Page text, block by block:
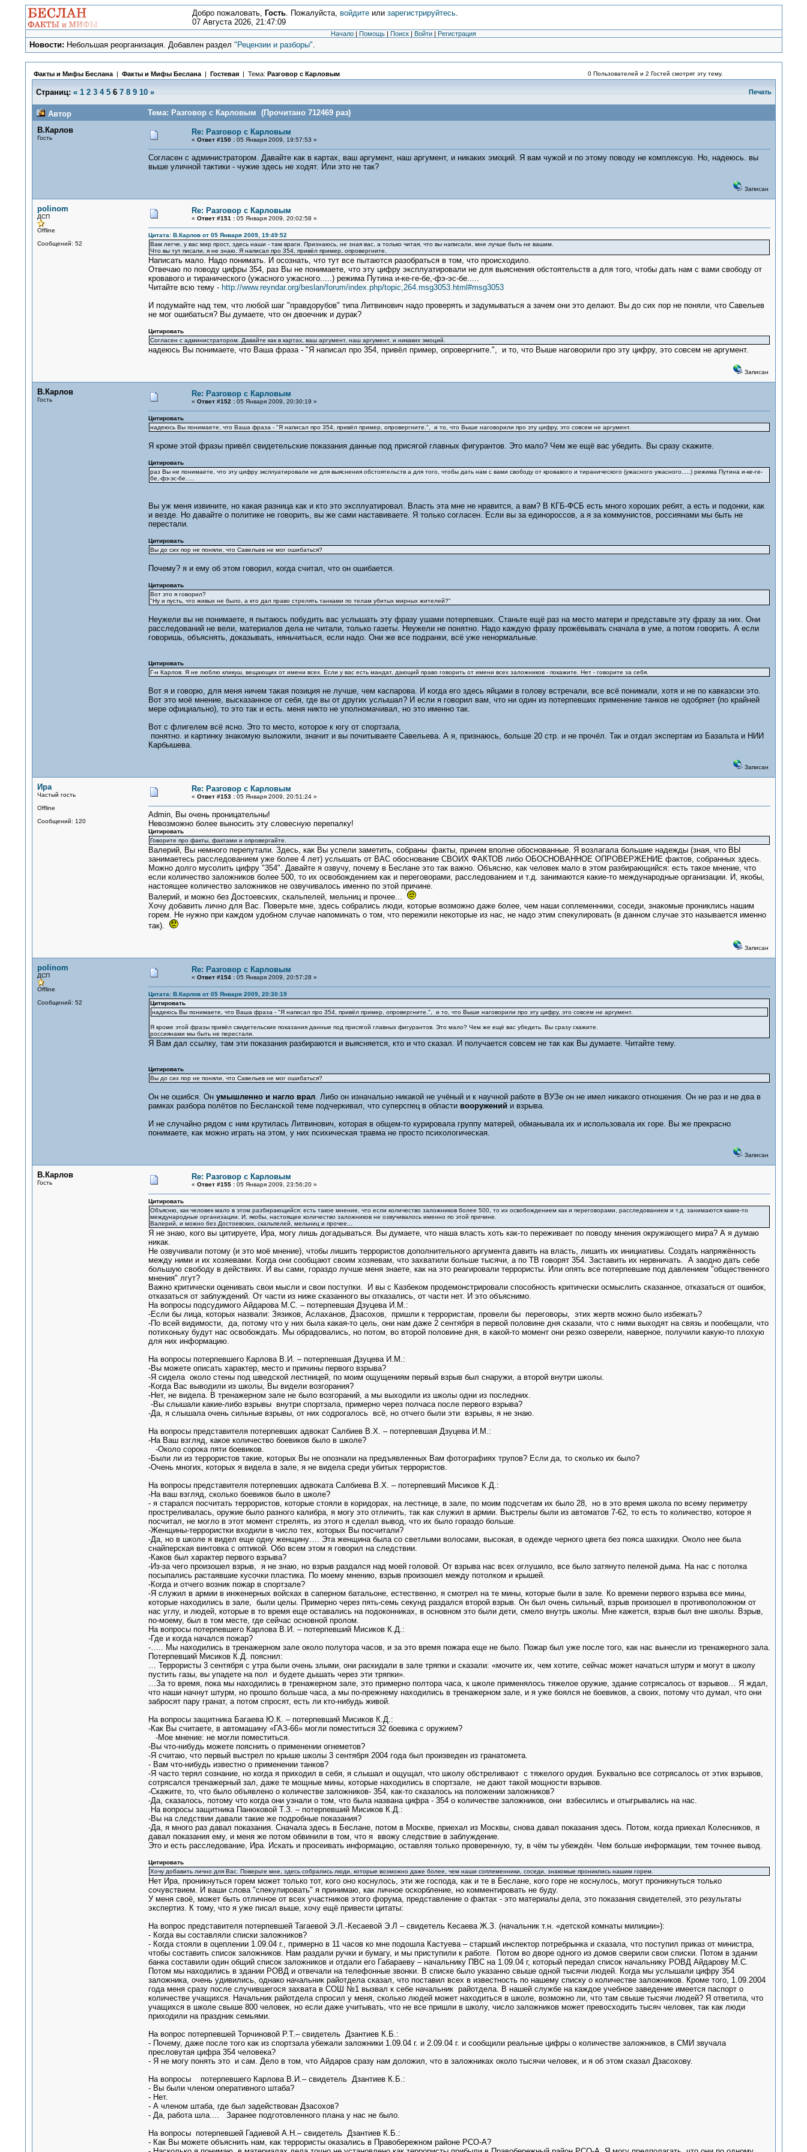
Добро пожаловать, Гость. Пожалуйста, войдитеили зарегистрируйтесь.
07 Августа 2026, 21:47:09
Начало | Помощь | Поиск | Войти | Регистрация
Новости: Небольшая реорганизация. Добавлен раздел"Рецензии и разборы".
Факты и Мифы Беслана| Факты и Мифы Беслана| Гостевая | Тема: Разговор с Карловым 0 Пользователей и 2 Гостей смотрят эту тему.
Страниц: « 1 2 3 4 5 6 7 8 9 10 » Печать
Автор
Тема: Разговор с Карловым (Прочитано 712469 раз)
В.Карлов
Гость
Re: Разговор с Карловым
« Ответ #150 :05 Января 2009, 19:57:53 »
Согласен с администратором. Давайте как в картах, ваш аргумент, наш аргумент, и никаких эмоций. Я вам чужой и по этому поводу не комплексую. Но, надеюсь. вы
выше уличной тактики - чужие здесь не ходят. Или это не так?
Записан
polinom
ДСП
Offline
Сообщений: 52
Re: Разговор с Карловым
« Ответ #151 :05 Января 2009, 20:02:58 »
Цитата: В.Карлов от 05 Января 2009, 19:49:52
Вам легче, у вас мир прост, здесь наши - там враги. Признаюсь, не зная вас, а только читая, что вы написали, мне лучше быть не вашим.
Что вы тут писали, я не знаю. Я написал про 354, привёл пример, опровергните.
Написать мало. Надо понимать. И осознать, что тут все пытаются разобраться в том, что происходило.
Отвечаю по поводу цифры 354, раз Вы не понимаете, что эту цифру эксплуатировали не для выяснения обстоятельств а для того, чтобы дать нам с вами свободу от
кровавого и тиранического (ужасного ужасного.....) режима Путина и-ке-ге-бе,-фэ-эс-бе.....
Читайте всю тему - http://www.reyndar.org/beslan/forum/index.php/topic,264.msg3053.html#msg3053
И подумайте над тем, что любой шаг "правдорубов" типа Литвинович надо проверять и задумываться а зачем они это делают. Вы до сих пор не поняли, что Савельев
не мог ошибаться? Вы думаете, что он двоечник и дурак?
Цитировать
Согласен с администратором. Давайте как в картах, ваш аргумент, наш аргумент, и никаких эмоций.
надеюсь Вы понимаете, что Ваша фраза - "Я написал про 354, привёл пример, опровергните.", и то, что Выше наговорили про эту цифру, это совсем не аргумент.
Записан
В.Карлов
Гость
Re: Разговор с Карловым
« Ответ #152 :05 Января 2009, 20:30:19 »
Цитировать
надеюсь Вы понимаете, что Ваша фраза - "Я написал про 354, привёл пример, опровергните.", и то, что Выше наговорили про эту цифру, это совсем не аргумент.
Я кроме этой фразы привёл свидетельские показания данные под присягой главных фигурантов. Это мало? Чем же ещё вас убедить. Вы сразу скажите.
Цитировать
раз Вы не понимаете, что эту цифру эксплуатировали не для выяснения обстоятельств а для того, чтобы дать нам с вами свободу от кровавого и тиранического (ужасного ужасного.....) режима Путина и-ке-ге-
бе,-фэ-эс-бе.....
Вы уж меня извините, но какая разница как и кто это эксплуатировал. Власть эта мне не нравится, а вам? В КГБ-ФСБ есть много хороших ребят, а есть и подонки, как
и везде. Но давайте о политике не говорить, вы же сами наставиваете. Я только согласен. Если вы за единороссов, а я за коммунистов, россиянами мы быть не
перестали.
Цитировать
Вы до сих пор не поняли, что Савельев не мог ошибаться?
Почему? я и ему об этом говорил, когда считал, что он ошибается.
Цитировать
Вот это я говорил?
"Ну и пусть, что живых не было, а кто дал право стрелять танками по телам убитых мирных жителей?"
Неужели вы не понимаете, я пытаюсь побудить вас услышать эту фразу ушами потерпевших. Станьте ещё раз на место матери и представьте эту фразу за них. Они
расследований не вели, материалов дела не читали, только газеты. Неужели не понятно. Надо каждую фразу прожёвывать сначала в уме, а потом говорить. А если
говоришь, объяснять, доказывать, няньчитьься, если надо. Они же все подранки, всё уже ненормальные.
Цитировать
Г-н Карлов. Я не люблю кликуш, вещающих от имени всех. Если у вас есть мандат, дающий право говорить от имени всех заложников - покажите. Нет - говорите за себя.
Вот я и говорю, для меня ничем такая позиция не лучше, чем каспарова. И когда его здесь яйцами в голову встречали, все всё понимали, хотя и не по кавказски это.
Вот это моё мнение, высказанное от себя, где вы от других услышал? И если я говорил вам, что ни один из потерпевших применение танков не одобряет (по крайней
мере официально), то это так и есть. меня никто не уполномачивал, но это именно так.
Вот с флигелем всё ясно. Это то место, которое к югу от спортзала,
понятно. и картинку знакомую выложили, значит и вы почитываете Савельева. А я, признаюсь, больше 20 стр. и не прочёл. Так и отдал экспертам из Базальта и НИИ
Карбышева.
Записан
Ира
Частый гость
Offline
Сообщений: 120
Re: Разговор с Карловым
« Ответ #153 :05 Января 2009, 20:51:24 »
Admin, Вы очень проницательны!
Невозможно более выносить эту словесную перепалку!
Цитировать
Говорите про факты, фактами и опровергайте.
Валерий, Вы немного перепутали. Здесь, как Вы успели заметить, собраны факты, причем вполне обоснованные. Я возлагала большие надежды (зная, что ВЫ
занимаетесь расследованием уже более 4 лет) услышать от ВАС обоснование СВОИХ ФАКТОВ либо ОБОСНОВАННОЕ ОПРОВЕРЖЕНИЕ фактов, собранных здесь.
Можно долго мусолить цифру "354". Давайте я озвучу, почему в Беслане это так важно. Объясню, как человек мало в этом разбирающийся: есть такое мнение, что
если количество заложников более 500, то их освобождением как и переговорами, расследованием и т.д. занимаются какие-то международные организации. И, якобы,
настоящее количество заложников не озвучивалось именно по этой причине.
Валерий, и можно без Достоевских, скальпелей, мельниц и прочее...
Хочу добавить лично для Вас. Поверьте мне, здесь собрались люди, которые возможно даже более, чем наши соплеменники, соседи, знакомые прониклись нашим
горем. Не нужно при каждом удобном случае напоминать о том, что пережили некоторые из нас, не надо этим спекулировать (в данном случае это называется именно
так).
Записан
polinom
ДСП
Offline
Сообщений: 52
Re: Разговор с Карловым
« Ответ #154 :05 Января 2009, 20:57:28 »
Цитата: В.Карлов от 05 Января 2009, 20:30:19
Цитировать
надеюсь Вы понимаете, что Ваша фраза - "Я написал про 354, привёл пример, опровергните.", и то, что Выше наговорили про эту цифру, это совсем не аргумент.
Я кроме этой фразы привёл свидетельские показания данные под присягой главных фигурантов. Это мало? Чем же ещё вас убедить. Вы сразу скажите.
россиянами мы быть не перестали.
Я Вам дал ссылку, там эти показания разбираются и выясняется, кто и что сказал. И получается совсем не так как Вы думаете. Читайте тему.
Цитировать
Вы до сих пор не поняли, что Савельев не мог ошибаться?
Он не ошибся. Онумышленно и нагло врал. Либо он изначально никакой не учёный и к научной работе в ВУЗе он не имел никакого отношения. Он не раз и не два в
рамках разбора полётов по Бесланской теме подчеркивал, что суперспец в области вооружений и взрыва.
И не случайно рядом с ним крутилась Литвинович, которая в общем-то курировала группу матерей, обманывала их и использовала их горе. Вы же прекрасно
понимаете, как можно играть на этом, у них психическая травма не просто психологическая.
Записан
В.Карлов
Гость
Re: Разговор с Карловым
« Ответ #155 :05 Января 2009, 23:56:20 »
Цитировать
Объясню, как человек мало в этом разбирающийся: есть такое мнение, что если количество заложников более 500, то их освобождением как и переговорами, расследованием и т.д. занимаются какие-то
международные организации. И, якобы, настоящее количество заложников не озвучивалось именно по этой причине.
Валерий, и можно без Достоевских, скальпелей, мельниц и прочее...
Я не знаю, кого вы цитируете, Ира, могу лишь догадываться. Вы думаете, что наша власть хоть как-то переживает по поводу мнения окружающего мира? А я думаю
никак.
Не озвучивали потому (и это моё мнение), чтобы лишить террористов дополнительного аргумента давить на власть, лишить их инициативы. Создать напряжённость
между ними и их хозяевами. Когда они сообщают своим хозяевам, что захватили больше тысячи, а по ТВ говорят 354. Заставить их нервничать. А заодно дать себе
большую свободу в действиях. И вы сами, гораздо лучше меня знаете, как на это реагировали террористы. Или опять все потерпевшие под давлением "общественного
мнения" лгут?
Важно критически оценивать свои мысли и свои поступки. И вы с Казбеком продемонстрировали способность критически осмыслить сказанное, отказаться от ошибок,
отказаться от заблуждений. От части из ниже сказанного вы отказались, от части нет. И это объяснимо.
На вопросы подсудимого Айдарова М.С. – потерпевшая Дзуцева И.М.:
-Если бы лица, которых назвали: Зязиков, Аслаханов, Дзасохов, пришли к террористам, провели бы переговоры, этих жертв можно было избежать?
-По всей видимости, да, потому что у них была какая-то цель, они нам даже 2 сентября в первой половине дня сказали, что с ними выходят на связь и пообещали, что
потихоньку будут нас освобождать. Мы обрадовались, но потом, во второй половине дня, в какой-то момент они резко озверели, наверное, получили какую-то плохую
для них информацию.
На вопросы потерпевшего Карлова В.И. – потерпевшая Дзуцева И.М.:
-Вы можете описать характер, место и причины первого взрыва?
-Я сидела около стены под шведской лестницей, по моим ощущениям первый взрыв был снаружи, а второй внутри школы.
-Когда Вас выводили из школы, Вы видели возгорания?
-Нет, не видела. В тренажерном зале не было возгораний, а мы выходили из школы одни из последних.
-Вы слышали какие-либо взрывы внутри спортзала, примерно через полчаса после первого взрыва?
-Да, я слышала очень сильные взрывы, от них содрогалось всё, но отчего были эти взрывы, я не знаю.
На вопросы представителя потерпевших адвокат Салбиев В.Х. – потерпевшая Дзуцева И.М.:
-На Ваш взгляд, какое количество боевиков было в школе?
-Около сорока пяти боевиков.
-Были ли из террористов такие, которых Вы не опознали на предъявленных Вам фотографиях трупов? Если да, то сколько их было?
-Очень многих, которых я видела в зале, я не видела среди убитых террористов.
На вопросы представителя потерпевших адвоката Салбиева В.Х. – потерпевший Мисиков К.Д.:
-На ваш взгляд, сколько боевиков было в школе?
- я старался посчитать террористов, которые стояли в коридорах, на лестнице, в зале, по моим подсчетам их было 28, но в это время школа по всему периметру
простреливалась, оружие было разного калибра, я могу это отличить, так как служил в армии. Выстрелы были из автоматов 7-62, то есть то количество, которое я
посчитал, не могло в этот момент стрелять, из этого я сделал вывод, что их было гораздо больше.
-Женщины-террористки входили в число тех, которых Вы посчитали?
-Да, но в школе я видел еще одну женщину…. Эта женщина была со светлыми волосами, высокая, в одежде черного цвета без пояса шахидки. Около нее была
снайперская винтовка с оптикой. Обо всем этом я говорил на следствии.
-Каков был характер первого взрыва?
-Из-за чего произошел взрыв, я не знаю, но взрыв раздался над моей головой. От взрыва нас всех оглушило, все было затянуто пеленой дыма. На нас с потолка
посыпались растаявшие кусочки пластика. По моему мнению, взрыв произошел между потолком и крышей.
-Когда и отчего возник пожар в спортзале?
-Я служил в армии в инженерных войсках в саперном батальоне, естественно, я смотрел на те мины, которые были в зале. Ко времени первого взрыва все мины,
которые находились в зале, были целы. Примерно через пять-семь секунд раздался второй взрыв. Он был очень сильный, взрыв произошел в противоположном от
нас углу, и людей, которые в то время еще оставались на подоконниках, в основном это были дети, смело внутрь школы. Мне кажется, взрыв был вне школы. Взрыв,
по-моему, был в том месте, где сейчас основной пролом.
На вопросы потерпевшего Карлова В.И. – потерпевший Мисиков К.Д.:
-Где и когда начался пожар?
-….. Мы находились в тренажерном зале около полутора часов, и за это время пожара еще не было. Пожар был уже после того, как нас вынесли из тренажерного зала.
Потерпевший Мисиков К.Д. пояснил:
… Террористы 3 сентября с утра были очень злыми, они раскидали в зале тряпки и сказали: «мочите их, чем хотите, сейчас может начаться штурм и могут в школу
пустить газы, вы упадете на пол и будете дышать через эти тряпки».
…За то время, пока мы находились в тренажерном зале, это примерно полтора часа, к школе применялось тяжелое оружие, здание сотрясалось от взрывов… Я ждал,
что наши начнут штурм, но прошло больше часа, а мы по-прежнему находились в тренажерном зале, и я уже боялся не боевиков, а своих, потому что думал, что они
забросят пару гранат, а потом спросят, есть ли кто-нибудь живой.
На вопросы защитника Багаева Ю.К. – потерпевший Мисиков К.Д.:
-Как Вы считаете, в автомашину «ГАЗ-66» могли поместиться 32 боевика с оружием?
-Мое мнение: не могли поместиться.
-Вы что-нибудь можете пояснить о применении огнеметов?
-Я считаю, что первый выстрел по крыше школы 3 сентября 2004 года был произведен из гранатомета.
- Вам что-нибудь известно о применении танков?
-Я часто терял сознание, но когда я приходил в себя, я слышал и ощущал, что школу обстреливают с тяжелого орудия. Буквально все сотрясалось от этих взрывов,
сотрясался тренажерный зал, даже те мощные мины, которые находились в спортзале, не дают такой мощности взрывов.
-Скажите, то, что было объявлено о количестве заложников- 354, как-то сказалось на положении заложников?
-Да, сказалось, потому что когда они узнали о том, что была названа цифра - 354 о количестве заложников, они взбесились и отыгрывались на нас.
На вопросы защитника Панюковой Т.З. – потерпевший Мисиков К.Д.:
-Вы на следствии давали такие же подробные показания?
-Да, я много раз давал показания. Сначала здесь в Беслане, потом в Москве, приехал из Москвы, снова давал показания здесь. Потом, когда приехал Колесников, я
давал показания ему, и меня же потом обвинили в том, что я ввожу следствие в заблуждение.
Это и есть расследование, Ира. Искать и просеивать информацию, оставляя только проверенную, ту, в чём ты убеждён. Чем больше информации, тем точнее вывод.
Цитировать
Хочу добавить лично для Вас. Поверьте мне, здесь собрались люди, которые возможно даже более, чем наши соплеменники, соседи, знакомые прониклись нашим горем.
Нет Ира, проникнуться горем может только тот, кого оно коснулось, эти же господа, как и те в Беслане, кого горе не коснулось, могут проникнуться только
сочувствием. И ваши слова "спекулировать" я принимаю, как личное оскорбление, но комментировать не буду.
У меня своё, может быть отличное от всех участников этого форума, представление о фактах - это материалы дела, это показания свидетелей, это результаты
экспертиз. К тому, что я уже писал выше, хочу ещё привести цитаты:
На вопрос представителя потерпевшей Тагаевой Э.Л.-Кесаевой Э.Л – свидетель Кесаева Ж.З. (начальник т.н. «детской комнаты милиции»):
- Когда вы составляли списки заложников?
- Когда стояли в оцеплении 1.09.04 г., примерно в 11 часов ко мне подошла Кастуева – старший инспектор потребрынка и сказала, что поступил приказ от министра,
чтобы составить список заложников. Нам раздали ручки и бумагу, и мы приступили к работе. Потом во дворе одного из домов сверили свои списки. Потом в здании
банка составили один общий список заложников и отдали его Габараеву – начальнику ПВС на 1.09.04 г, который передал список начальнику РОВД Айдарову М.С.
Потом мы находились в здании РОВД и отвечали на телефонные звонки. В списке было указанно свыше одной тысячи людей. Когда мы услышали цифру 354
заложника, очень удивились, однако начальник райотдела сказал, что поставил всех в известность по нашему списку о количестве заложников. Кроме того, 1.09.2004
года меня сразу после случившегося захвата в СОШ №1 вызвал к себе начальник райотдела. В нашей службе на каждое учебное заведение имеется паспорт о
количестве учащихся. Начальник райотдела спросил у меня, сколько людей может находиться в школе, возможно ли, что там свыше тысячи людей? Я ответила, что
учащихся в школе свыше 800 человек, но если даже учитывать, что не все пришли в школу, число заложников может превосходить тысяч человек, так как люди
приходили на праздник семьями.
На вопрос потерпевшей Торчиновой Р.Т.– свидетель Дзантиев К.Б.:
- Почему, даже после того как из спортзала убежали заложники 1.09.04 г. и 2.09.04 г. и сообщили реальные цифры о количестве заложников, в СМИ звучала
пресловутая цифра 354 человека?
- Я не могу понять это и сам. Дело в том, что Айдаров сразу нам доложил, что в заложниках около тысячи человек, и я об этом сказал Дзасохову.
На вопросы потерпевшего Карлова В.И.– свидетель Дзантиев К.Б.:
- Вы были членом оперативного штаба?
- Нет.
- А членом штаба, где был задействован Дзасохов?
- Да, работа шла.... Заранее подготовленного плана у нас не было.
На вопросы потерпевшей Гадиевой А.Н.– свидетель Дзантиев К.Б.:
- Как Вы можете объяснить нам, как террористы оказались в Правобережном районе РСО-А?